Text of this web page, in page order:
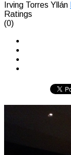
Irving Torres Yllán
Ratings
(0)